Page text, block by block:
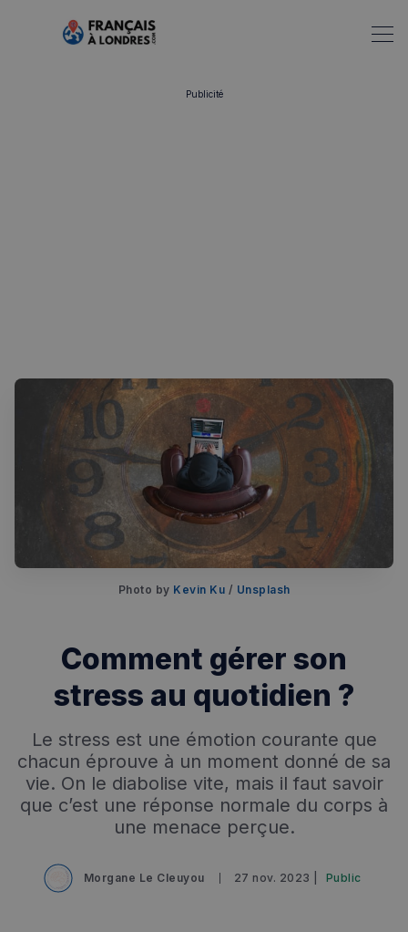
Publicité
Photo by Kevin Ku / Unsplash
Comment gérer son
stress au quotidien ?
Le stress est une émotion courante que
chacun éprouve à un moment donné de sa
vie. On le diabolise vite, mais il faut savoir
que c’est une réponse normale du corps à
une menace perçue.
Morgane Le Cleuyou 27 nov. 2023 | Public